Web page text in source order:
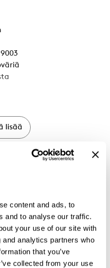
content and ads, to
and to analyse our traffic.
your use of our site with
analytics partners who
that you’ve
collected from your use
lisää
tiedot Dokumentit